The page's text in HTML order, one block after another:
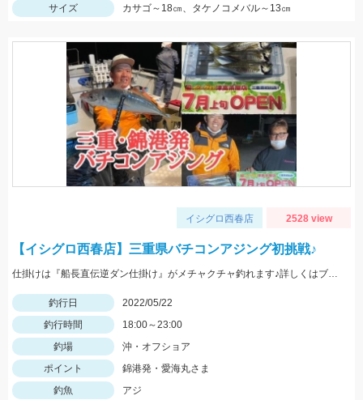
サイズ
カサゴ～18㎝、タケノコメバル～13㎝
イシグロ西春店 2528 view
【イシグロ西春店】三重県バチコンアジング初挑戦♪
仕掛けは『船長直伝逆ダン仕掛け』がメチャクチャ釣れます♪詳しくはブログをご覧ください‼
釣行日
2022/05/22
釣行時間
18:00～23:00
釣場
沖・オフショア
ポイント
錦港発・愛海丸さま
釣魚
アジ